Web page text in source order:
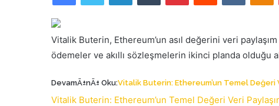
göndermek
Vitalik Buterin, Ethereum’un asıl değerini veri
ödemeler ve akıllı sözleşmelerin ikinci planda olduğu
DevamÄ±nÄ± Oku:Vitalik Buterin: Ethereum’un Temel Değeri
Vitalik Buterin: Ethereum’un Temel Değeri Veri